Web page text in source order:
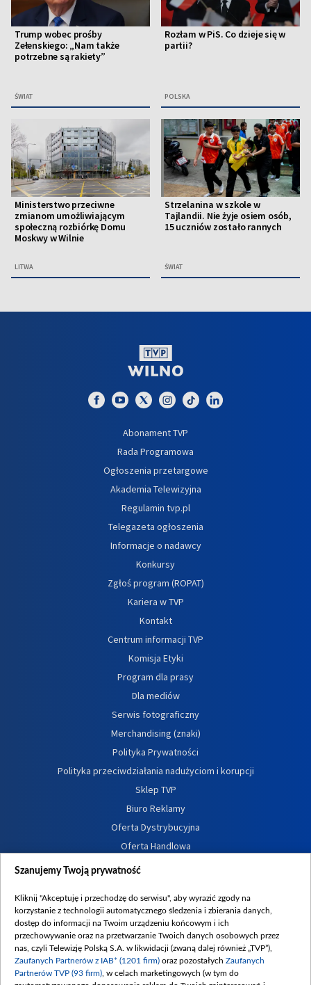
Trump wobec prośby
Zełenskiego: „Nam także
potrzebne są rakiety”
ŚWIAT
Rozłam w PiS. Co dzieje się w
partii?
POLSKA
Ministerstwo przeciwne
zmianom umożliwiającym
społeczną rozbiórkę Domu
Moskwy w Wilnie
LITWA
Strzelanina w szkole w
Tajlandii. Nie żyje osiem osób,
15 uczniów zostało rannych
ŚWIAT
Abonament TVP
Rada Programowa
Ogłoszenia przetargowe
Akademia Telewizyjna
Regulamin tvp.pl
Telegazeta ogłoszenia
Informacje o nadawcy
Konkursy
Zgłoś program (ROPAT)
Kariera w TVP
Kontakt
Centrum informacji TVP
Komisja Etyki
Program dla prasy
Dla mediów
Serwis fotograficzny
Merchandising (znaki)
Polityka Prywatności
Polityka przeciwdziałania nadużyciom i korupcji
Sklep TVP
Biuro Reklamy
Oferta Dystrybucyjna
Oferta Handlowa
Dostępność
Procedura zgłoszeń wewnętrznych
Szanujemy Twoją prywatność
Kliknij "Akceptuję i przechodzę do serwisu", aby wyrazić zgody na
korzystanie z technologii automatycznego śledzenia i zbierania danych,
dostęp do informacji na Twoim urządzeniu końcowym i ich
przechowywanie oraz na przetwarzanie Twoich danych osobowych przez
nas, czyli Telewizję Polską S.A. w likwidacji (zwaną dalej również „TVP”),
Zaufanych Partnerów z IAB* (1201 firm) oraz pozostałych Zaufanych
Partnerów TVP (93 firm) , w celach marketingowych (w tym do